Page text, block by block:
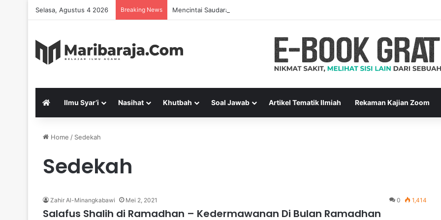
Selasa, Agustus 4 2026 Breaking News Mencintai Saudara Muslim Adalah Bukti Keimanan – Hadits Ke-13 Arbain Nawawi
Ilmu Syar’i Nasihat Khutbah Soal Jawab Artikel Tematik Ilmiah Rekaman Kajian Zoom
Home / Sedekah
Sedekah
Zahir Al-Minangkabawi Mei 2, 2021 0 1,414
Salafus Shalih di Ramadhan – Kedermawanan Di Bulan Ramadhan